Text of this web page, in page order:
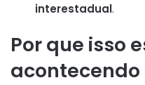
interestadual.
Por que isso
acontecendo